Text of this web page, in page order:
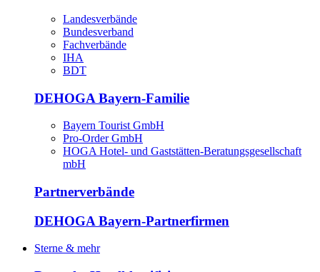
Landesverbände
Bundesverband
Fachverbände
IHA
BDT
DEHOGA Bayern-Familie
Bayern Tourist GmbH
Pro-Order GmbH
HOGA Hotel- und Gaststätten-Beratungsgesellschaft
mbH
Partnerverbände
DEHOGA Bayern-Partnerfirmen
Sterne & mehr